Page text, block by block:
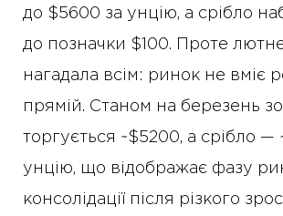
до $5600 за унцію, а срібло
до позначки $100. Проте
нагадала всім: ринок не вміє
прямій. Станом на березень
торгується ~$5200, а срібло —
унцію, що відображає фазу
консолідації після різкого